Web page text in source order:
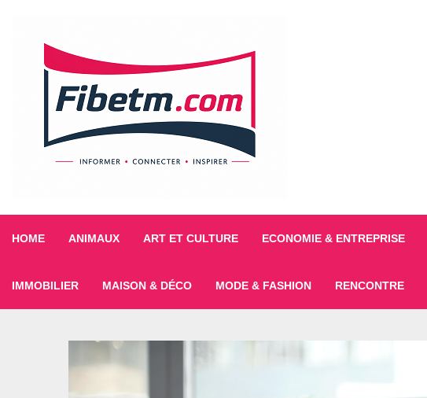
HOME ANIMAUX ART ET CULTURE ECONOMIE & ENTREPRISE
IMMOBILIER MAISON & DÉCO MODE & FASHION RENCONTRE